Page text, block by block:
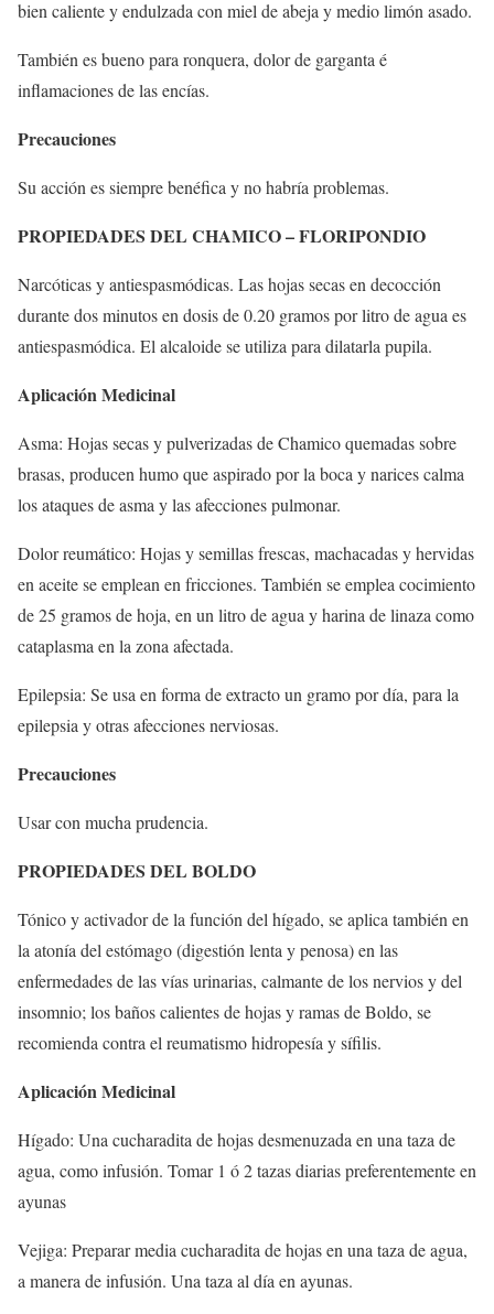
bien caliente y endulzada con miel de abeja y medio limón asado.
También es bueno para ronquera, dolor de garganta é
inflamaciones de las encías.
Precauciones
Su acción es siempre benéfica y no habría problemas.
PROPIEDADES DEL CHAMICO – FLORIPONDIO
Narcóticas y antiespasmódicas. Las hojas secas en decocción
durante dos minutos en dosis de 0.20 gramos por litro de agua es
antiespasmódica. El alcaloide se utiliza para dilatarla pupila.
Aplicación Medicinal
Asma: Hojas secas y pulverizadas de Chamico quemadas sobre
brasas, producen humo que aspirado por la boca y narices calma
los ataques de asma y las afecciones pulmonar.
Dolor reumático: Hojas y semillas frescas, machacadas y hervidas
en aceite se emplean en fricciones. También se emplea cocimiento
de 25 gramos de hoja, en un litro de agua y harina de linaza como
cataplasma en la zona afectada.
Epilepsia: Se usa en forma de extracto un gramo por día, para la
epilepsia y otras afecciones nerviosas.
Precauciones
Usar con mucha prudencia.
PROPIEDADES DEL BOLDO
Tónico y activador de la función del hígado, se aplica también en
la atonía del estómago (digestión lenta y penosa) en las
enfermedades de las vías urinarias, calmante de los nervios y del
insomnio; los baños calientes de hojas y ramas de Boldo, se
recomienda contra el reumatismo hidropesía y sífilis.
Aplicación Medicinal
Hígado: Una cucharadita de hojas desmenuzada en una taza de
agua, como infusión. Tomar 1 ó 2 tazas diarias preferentemente en
ayunas
Vejiga: Preparar media cucharadita de hojas en una taza de agua,
a manera de infusión. Una taza al día en ayunas.